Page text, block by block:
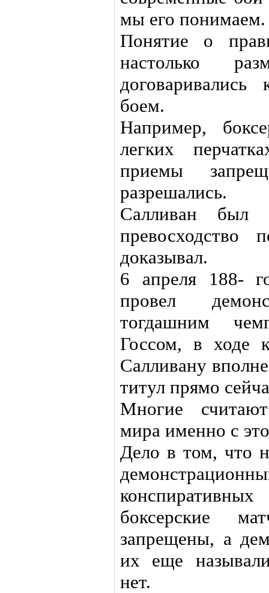
мы его понимаем.
Понятие о
настолько
боем.
Например,
легких
приемы
разрешались.
Салливан был
доказывал.
6 апреля 188-
провел
тогдашним
Госсом, в ходе
Салливану
титул прямо
Многие
мира именно с
Дело в том, что
боксерские
запрещены, а
их еще
нет.